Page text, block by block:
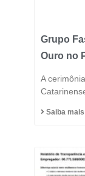
Grupo
Ouro no
A
Saiba mais